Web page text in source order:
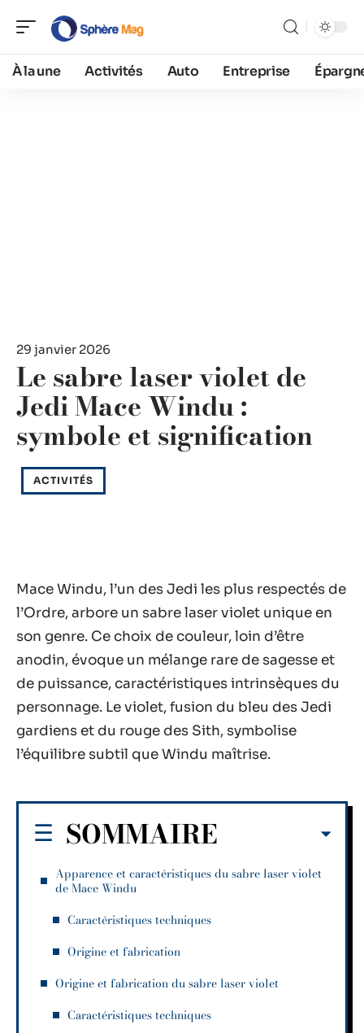
À la une Activités Auto Entreprise
29 janvier 2026
Le sabre laser violet de
Jedi Mace Windu :
symbole et signification
ACTIVITÉS
Mace Windu, l’un des Jedi les plus respectés de
l’Ordre, arbore un sabre laser violet unique en
son genre. Ce choix de couleur, loin d’être
anodin, évoque un mélange rare de sagesse et
de puissance, caractéristiques intrinsèques du
personnage. Le violet, fusion du bleu des Jedi
gardiens et du rouge des Sith, symbolise
l’équilibre subtil que Windu maîtrise.
SOMMAIRE
Apparence et caractéristiques du sabre laser violet
de Mace Windu
Caractéristiques techniques
Origine et fabrication
Origine et fabrication du sabre laser violet
Caractéristiques techniques